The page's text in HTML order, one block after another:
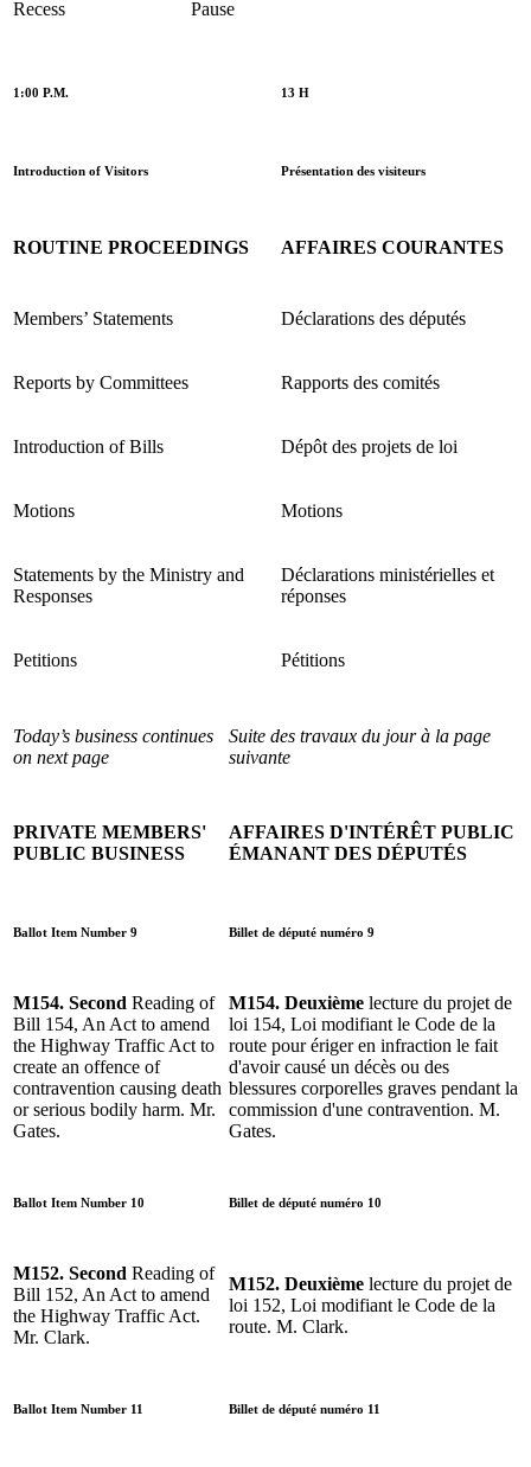
Recess Pause
1:00 P.M. 13 H
Introduction of Visitors Présentation des visiteurs
ROUTINE PROCEEDINGS AFFAIRES COURANTES
Members’ Statements Déclarations des députés
Reports by Committees Rapports des comités
Introduction of Bills Dépôt des projets de loi
Motions Motions
Statements by the Ministry and
Responses
Déclarations ministérielles et
réponses
Petitions Pétitions
Today’s business continues
on next page
Suite des travaux du jour à la page
suivante
PRIVATE MEMBERS'
PUBLIC BUSINESS
AFFAIRES D'INTÉRÊT PUBLIC
ÉMANANT DES DÉPUTÉS
Ballot Item Number 9 Billet de député numéro 9
M154. Second Reading of
Bill 154, An Act to amend
the Highway Traffic Act to
create an offence of
contravention causing death
or serious bodily harm. Mr.
Gates.
M154. Deuxième lecture du projet de
loi 154, Loi modifiant le Code de la
route pour ériger en infraction le fait
d'avoir causé un décès ou des
blessures corporelles graves pendant la
commission d'une contravention. M.
Gates.
Ballot Item Number 10 Billet de député numéro 10
M152. Second Reading of
Bill 152, An Act to amend
the Highway Traffic Act.
Mr. Clark.
M152. Deuxième lecture du projet de
loi 152, Loi modifiant le Code de la
route. M. Clark.
Ballot Item Number 11 Billet de député numéro 11